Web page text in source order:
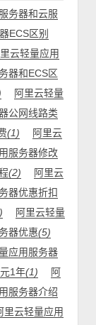
务器和云服
ECS区别
云轻量应用
器和ECS区
阿里云轻量
公网线路类
(1)
阿里云
服务器修改
(2)
阿里云
器优惠折扣
阿里云轻量
器优惠(5)
应用服务器
1年(1)
阿
服务器介绍
里云轻量应用